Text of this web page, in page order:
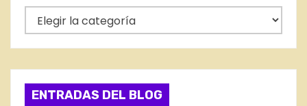
t
r
a
a
t
e
ENTRADAS DEL BLOG